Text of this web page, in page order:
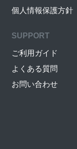
個人情報保護方針
SUPPORT
ご利用ガイド
よくある質問
お問い合わせ